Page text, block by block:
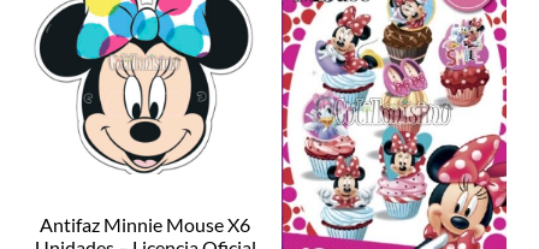
Antifaz Minnie Mouse X6